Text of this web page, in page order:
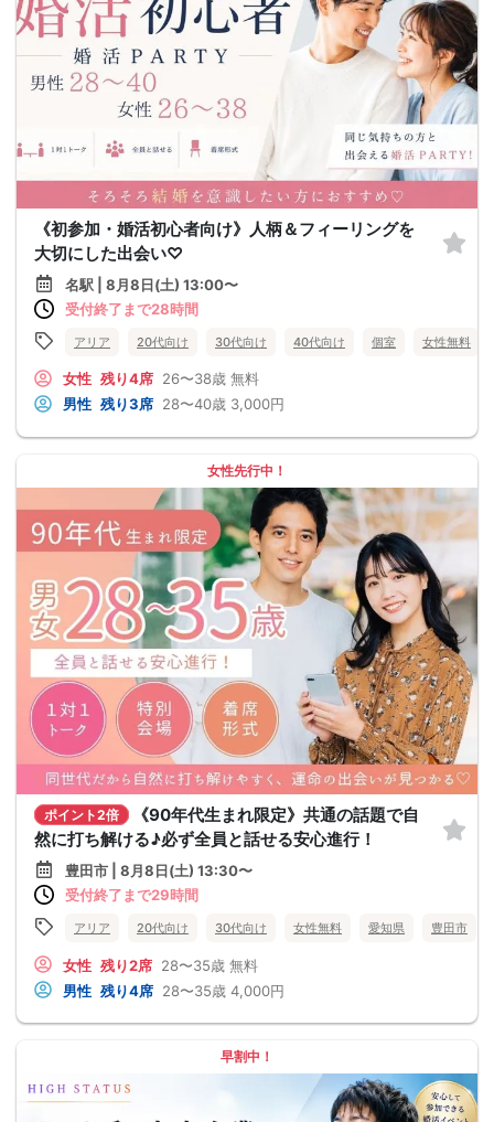
《初参加・婚活初心者向け》人柄＆フィーリングを
大切にした出会い♡
名駅 | 8月8日(土) 13:00〜
受付終了まで28時間
アリア 20代向け 30代向け 40代向け 個室 女性無料
女性 残り4席 26〜38歳 無料
男性 残り3席 28〜40歳 3,000円
女性先行中！
ポイント2倍
《90年代生まれ限定》共通の話題で自
然に打ち解ける♪必ず全員と話せる安心進行！
豊田市 | 8月8日(土) 13:30〜
受付終了まで29時間
アリア 20代向け 30代向け 女性無料 愛知県 豊田市
女性 残り2席 28〜35歳 無料
男性 残り4席 28〜35歳 4,000円
早割中！